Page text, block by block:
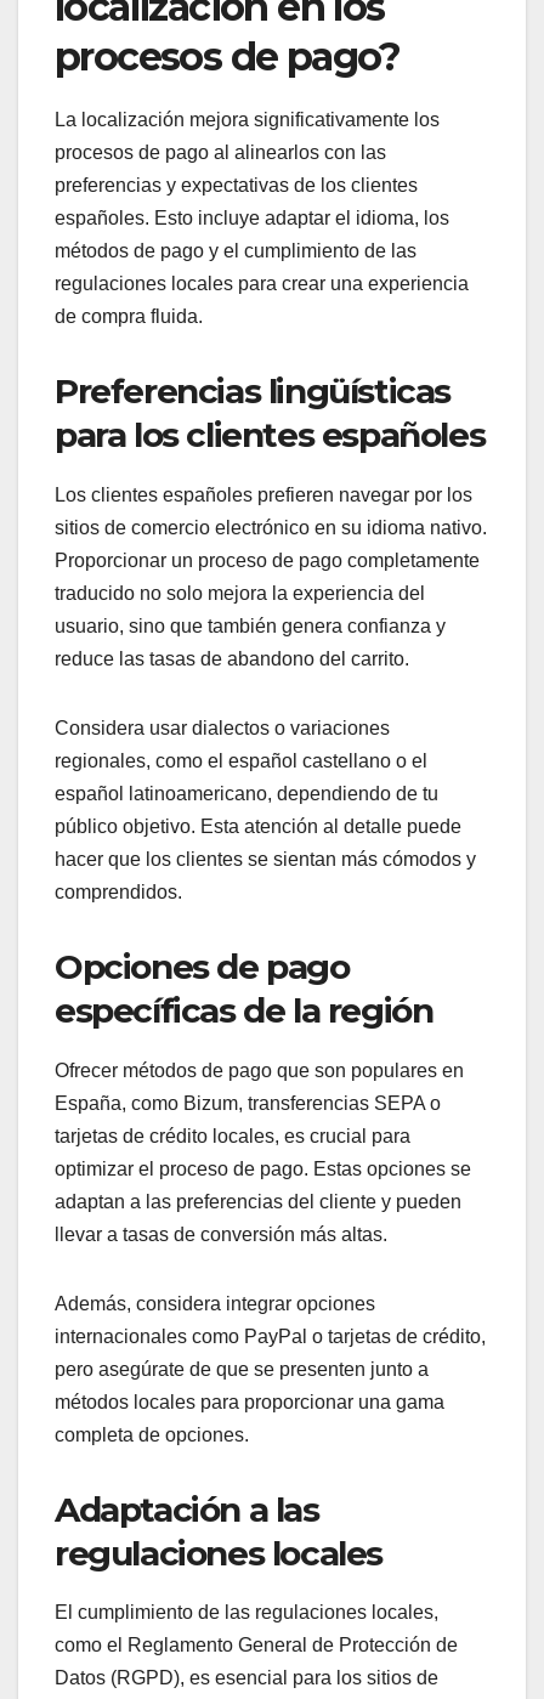
procesos de pago?
La localización mejora significativamente los
procesos de pago al alinearlos con las
preferencias y expectativas de los clientes
españoles. Esto incluye adaptar el idioma, los
métodos de pago y el cumplimiento de las
regulaciones locales para crear una experiencia
de compra fluida.
Preferencias lingüísticas
para los clientes españoles
Los clientes españoles prefieren navegar por los
sitios de comercio electrónico en su idioma nativo.
Proporcionar un proceso de pago completamente
traducido no solo mejora la experiencia del
usuario, sino que también genera confianza y
reduce las tasas de abandono del carrito.
Considera usar dialectos o variaciones
regionales, como el español castellano o el
español latinoamericano, dependiendo de tu
público objetivo. Esta atención al detalle puede
hacer que los clientes se sientan más cómodos y
comprendidos.
Opciones de pago
específicas de la región
Ofrecer métodos de pago que son populares en
España, como Bizum, transferencias SEPA o
tarjetas de crédito locales, es crucial para
optimizar el proceso de pago. Estas opciones se
adaptan a las preferencias del cliente y pueden
llevar a tasas de conversión más altas.
Además, considera integrar opciones
internacionales como PayPal o tarjetas de crédito,
pero asegúrate de que se presenten junto a
métodos locales para proporcionar una gama
completa de opciones.
Adaptación a las
regulaciones locales
El cumplimiento de las regulaciones locales,
como el Reglamento General de Protección de
Datos (RGPD), es esencial para los sitios de